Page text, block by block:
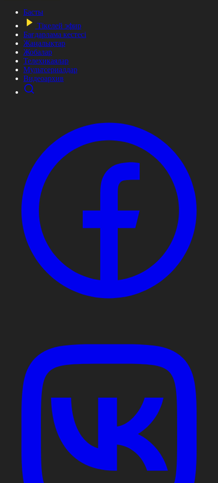
Басты
Тікелей эфир
Бағдарлама кестесі
Жаңалықтар
Жобалар
Телехикаялар
Мультсериалдар
Видеоархив